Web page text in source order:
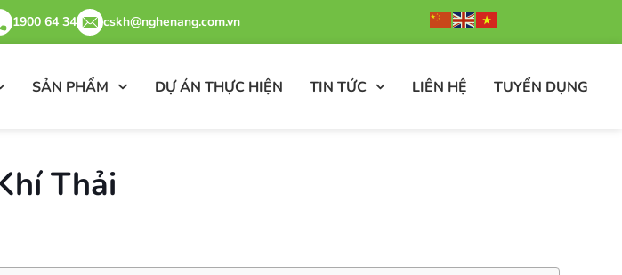
1900 64 34 cskh@nghenang.com.vn
SẢN PHẨM DỰ ÁN THỰC HIỆN TIN TỨC LIÊN HỆ TUYỂN DỤNG
Thải